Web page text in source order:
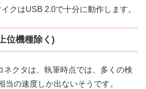
クはUSB 2.0で十分に動作します。
位機種除く)
ネクタは、執筆時点では、多くの検
当の速度しか出ないそうです。